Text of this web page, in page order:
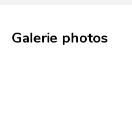
Galerie photos